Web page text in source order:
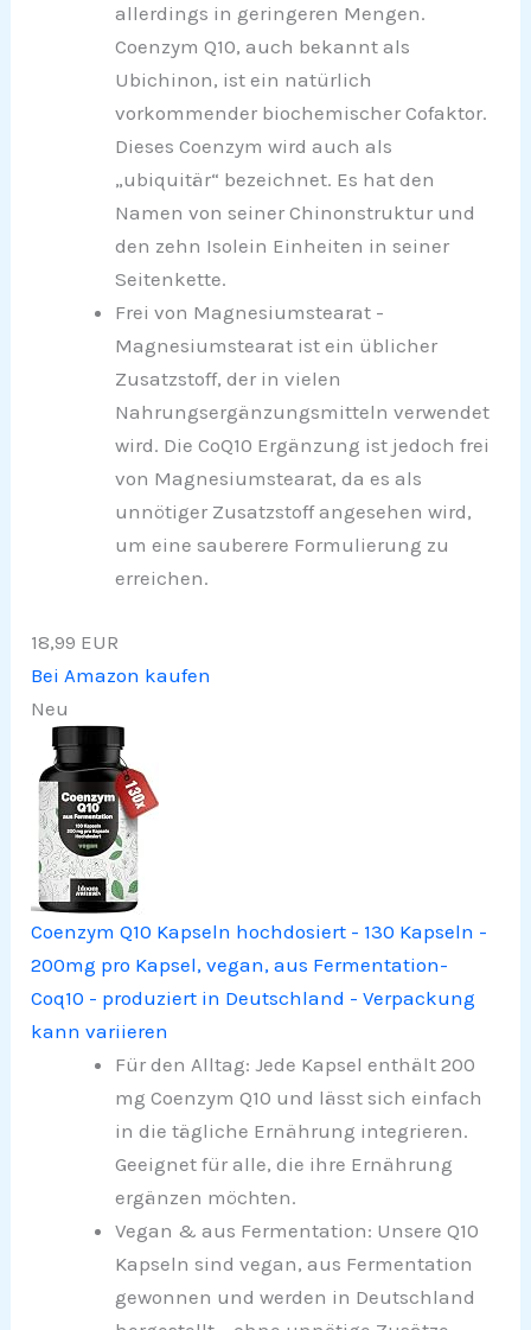
allerdings in geringeren Mengen.
Coenzym Q10, auch bekannt als
Ubichinon, ist ein natürlich
vorkommender biochemischer Cofaktor.
Dieses Coenzym wird auch als
„ubiquitär“ bezeichnet. Es hat den
Namen von seiner Chinonstruktur und
den zehn Isolein Einheiten in seiner
Seitenkette.
Frei von Magnesiumstearat -
Magnesiumstearat ist ein üblicher
Zusatzstoff, der in vielen
Nahrungsergänzungsmitteln verwendet
wird. Die CoQ10 Ergänzung ist jedoch frei
von Magnesiumstearat, da es als
unnötiger Zusatzstoff angesehen wird,
um eine sauberere Formulierung zu
erreichen.
18,99 EUR
Bei Amazon kaufen
Neu
Coenzym Q10 Kapseln hochdosiert - 130 Kapseln -
200mg pro Kapsel, vegan, aus Fermentation-
Coq10 - produziert in Deutschland - Verpackung
kann variieren
Für den Alltag: Jede Kapsel enthält 200
mg Coenzym Q10 und lässt sich einfach
in die tägliche Ernährung integrieren.
Geeignet für alle, die ihre Ernährung
ergänzen möchten.
Vegan & aus Fermentation: Unsere Q10
Kapseln sind vegan, aus Fermentation
gewonnen und werden in Deutschland